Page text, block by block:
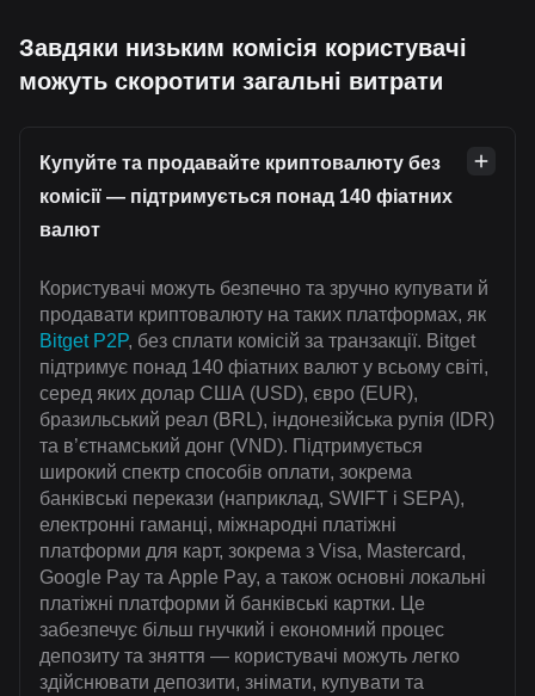
Завдяки низьким комісія користувачі
можуть скоротити загальні витрати
Купуйте та продавайте криптовалюту без
комісії — підтримується понад 140 фіатних
валют
Користувачі можуть безпечно та зручно купувати й
продавати криптовалюту на таких платформах, як
Bitget P2P, без сплати комісій за транзакції. Bitget
підтримує понад 140 фіатних валют у всьому світі,
серед яких долар США (USD), євро (EUR),
бразильський реал (BRL), індонезійська рупія (IDR)
та в’єтнамський донг (VND). Підтримується
широкий спектр способів оплати, зокрема
банківські перекази (наприклад, SWIFT і SEPA),
електронні гаманці, міжнародні платіжні
платформи для карт, зокрема з Visa, Mastercard,
Google Pay та Apple Pay, а також основні локальні
платіжні платформи й банківські картки. Це
забезпечує більш гнучкий і економний процес
депозиту та зняття — користувачі можуть легко
здійснювати депозити, знімати, купувати та